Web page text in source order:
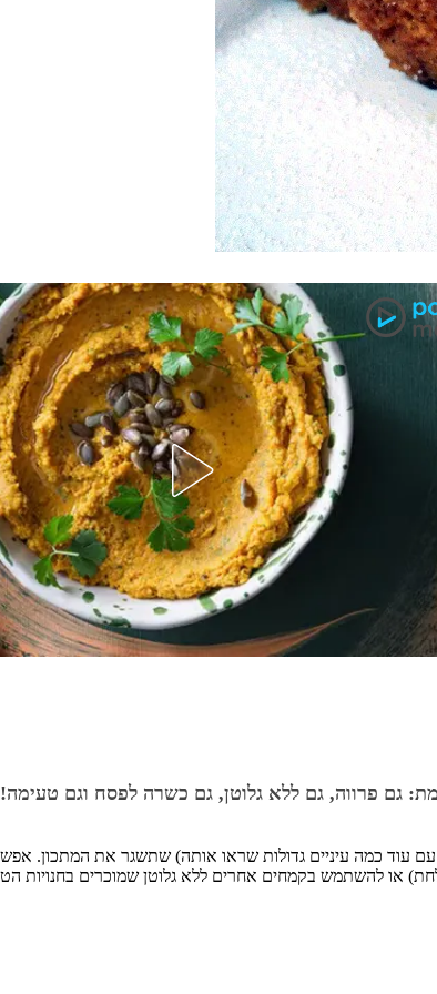
גם פרווה, גם ללא גלוטן, גם כשרה לפסח וגם
עם עוד כמה עיניים גדולות שראו אותה) שתשגר את המתכון.
או להשתמש בקמחים אחרים ללא גלוטן שמוכרים בחנויות